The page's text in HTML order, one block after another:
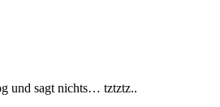
und sagt nichts… tztztz..